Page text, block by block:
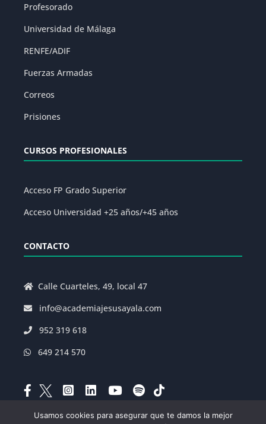
Profesorado
Universidad de Málaga
RENFE/ADIF
Fuerzas Armadas
Correos
Prisiones
CURSOS PROFESIONALES
Acceso FP Grado Superior
Acceso Universidad +25 años/+45 años
CONTACTO
Calle Cuarteles, 49, local 47
info@academiajesusayala.com
952 319 618
649 214 570
Usamos cookies para asegurar que te damos la mejor